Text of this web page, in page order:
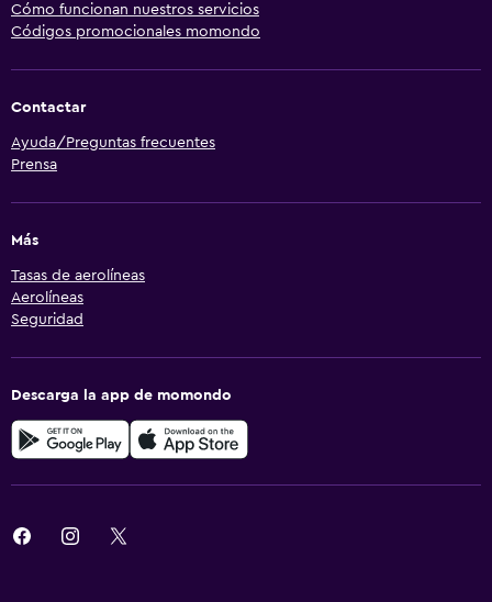
Cómo funcionan nuestros servicios
Códigos promocionales momondo
Contactar
Ayuda/Preguntas frecuentes
Prensa
Más
Tasas de aerolíneas
Aerolíneas
Seguridad
Descarga la app de momondo